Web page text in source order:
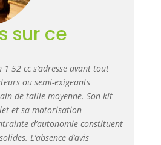
sur ce
1 52 cc s’adresse avant tout
ou semi-exigeants
de taille moyenne. Son kit
et sa motorisation
d’autonomie constituent
L’absence d’avis